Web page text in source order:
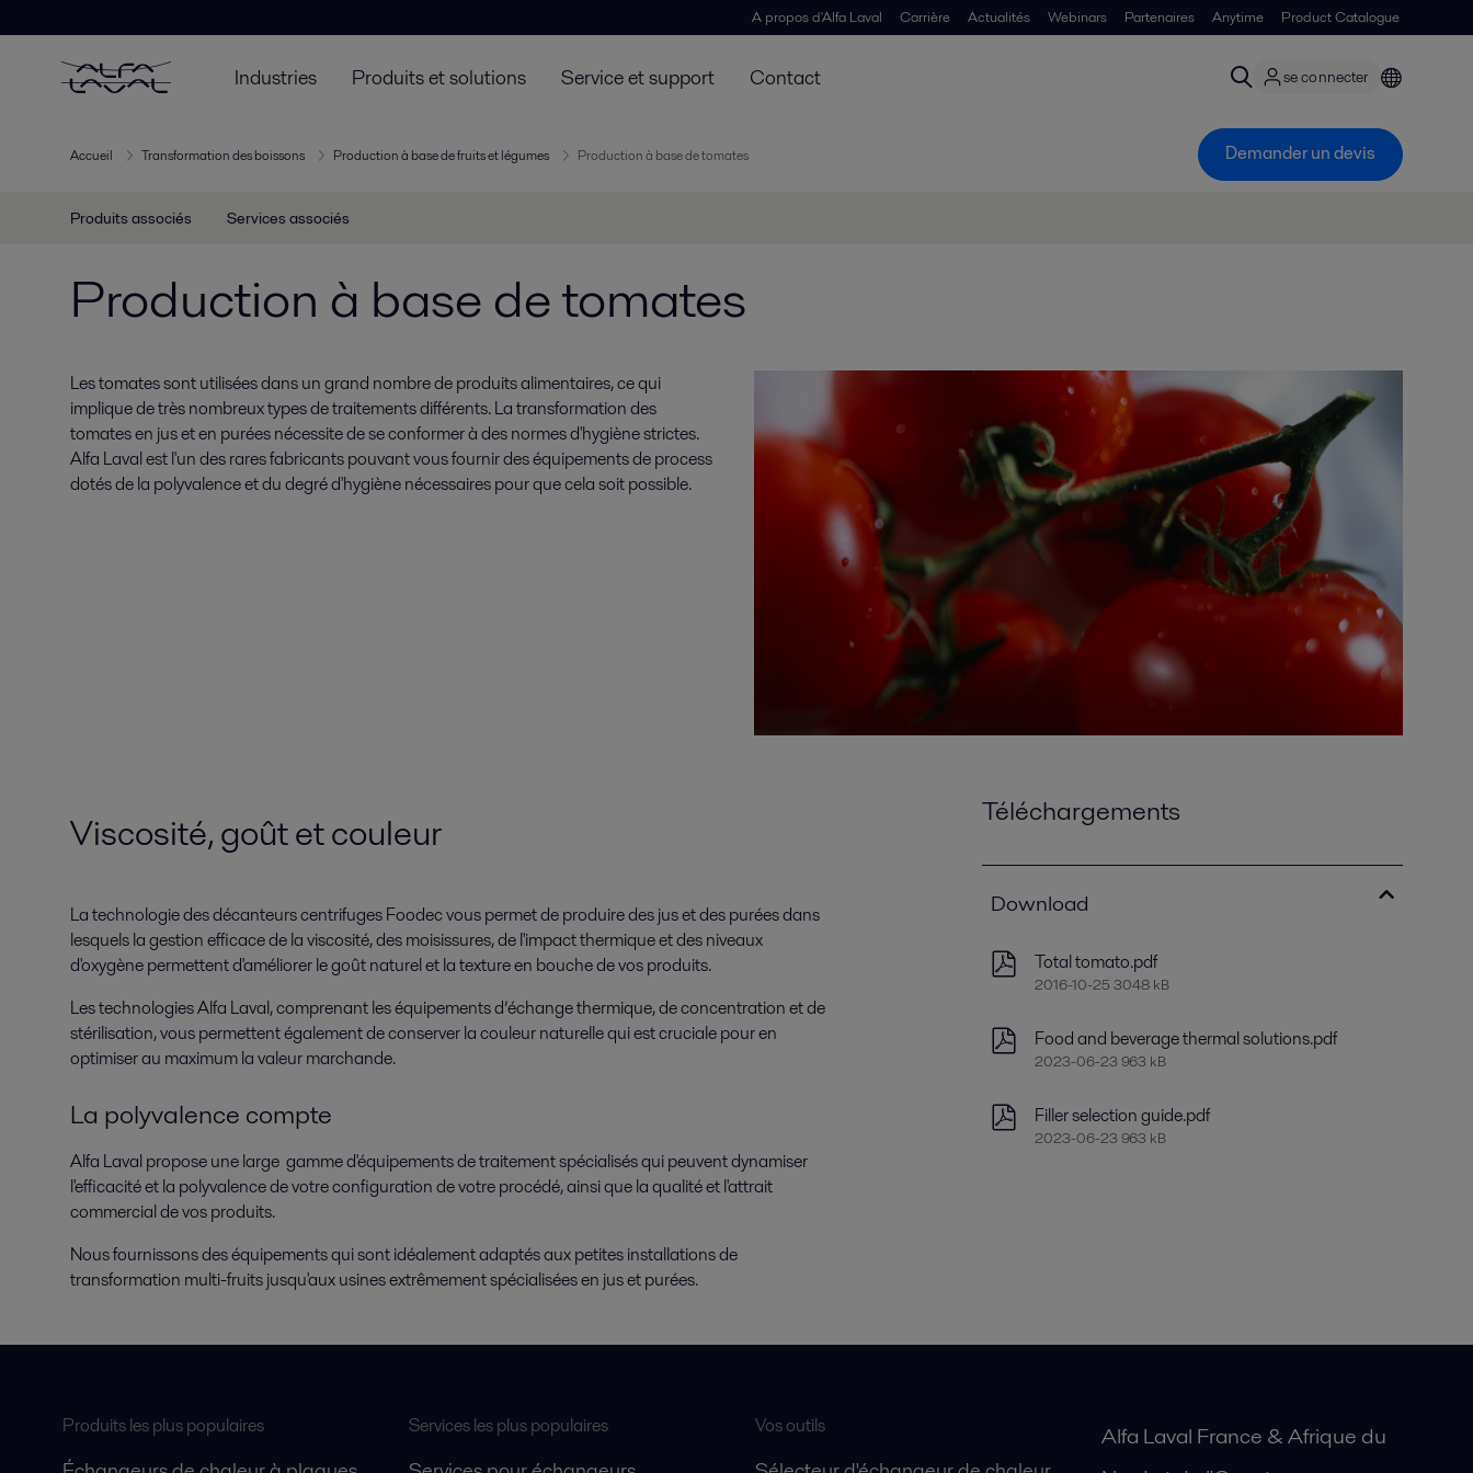
A propos d'Alfa Laval Carrière Actualités Webinars Partenaires Anytime Product Catalogue
Industries Produits et solutions Service et support Contact se connecter
Accueil Transformation des boissons Production à base de fruits et légumes Production à base de tomates Demander un devis
Produits associés Services associés
Production à base de tomates
Les tomates sont utilisées dans un grand nombre de produits alimentaires, ce qui
implique de très nombreux types de traitements différents. La transformation des
tomates en jus et en purées nécessite de se conformer à des normes d'hygiène strictes.
Alfa Laval est l'un des rares fabricants pouvant vous fournir des équipements de process
dotés de la polyvalence et du degré d'hygiène nécessaires pour que cela soit possible.
Viscosité, goût et couleur
La technologie des décanteurs centrifuges Foodec vous permet de produire des jus et des purées dans
lesquels la gestion efficace de la viscosité, des moisissures, de l'impact thermique et des niveaux
d'oxygène permettent d'améliorer le goût naturel et la texture en bouche de vos produits.
Les technologies Alfa Laval, comprenant les équipements d’échange thermique, de concentration et de
stérilisation, vous permettent également de conserver la couleur naturelle qui est cruciale pour en
optimiser au maximum la valeur marchande.
La polyvalence compte
Alfa Laval propose une large gamme d'équipements de traitement spécialisés qui peuvent dynamiser
l'efficacité et la polyvalence de votre configuration de votre procédé, ainsi que la qualité et l'attrait
commercial de vos produits.
Nous fournissons des équipements qui sont idéalement adaptés aux petites installations de
transformation multi-fruits jusqu'aux usines extrêmement spécialisées en jus et purées.
Téléchargements
Download
Total tomato.pdf
2016-10-25 3048 kB
Food and beverage thermal solutions.pdf
2023-06-23 963 kB
Filler selection guide.pdf
2023-06-23 963 kB
Produits les plus populaires Services les plus populaires Vos outils
Alfa Laval France & Afrique du